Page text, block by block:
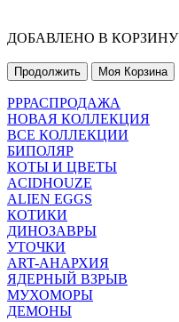
ДОБАВЛЕНО В КОРЗИНУ
Продолжить Моя Корзина
РРРАСПРОДАЖА
НОВАЯ КОЛЛЕКЦИЯ
ВСЕ КОЛЛЕКЦИИ
БИПОЛЯР
КОТЫ И ЦВЕТЫ
ACIDHOUZE
ALIEN EGGS
КОТИКИ
ДИНОЗАВРЫ
УТОЧКИ
ART-АНАРХИЯ
ЯДЕРНЫЙ ВЗРЫВ
МУХОМОРЫ
ДЕМОНЫ